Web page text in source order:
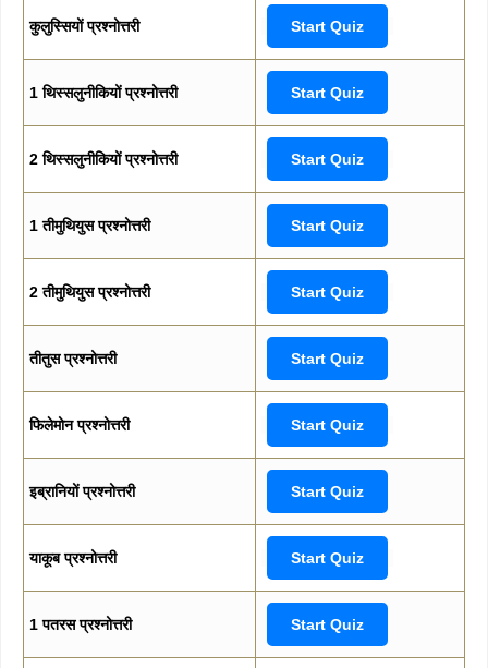
कुलुस्सियों प्रश्नोत्तरी Start Quiz
1 थिस्सलुनीकियों प्रश्नोत्तरी Start Quiz
2 थिस्सलुनीकियों प्रश्नोत्तरी Start Quiz
1 तीमुथियुस प्रश्नोत्तरी Start Quiz
2 तीमुथियुस प्रश्नोत्तरी Start Quiz
तीतुस प्रश्नोत्तरी Start Quiz
फिलेमोन प्रश्नोत्तरी Start Quiz
इब्रानियों प्रश्नोत्तरी Start Quiz
याकूब प्रश्नोत्तरी Start Quiz
1 पतरस प्रश्नोत्तरी Start Quiz